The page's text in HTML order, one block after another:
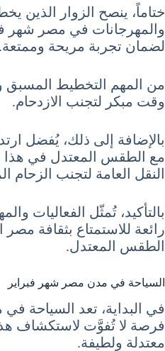
ختاماً، ينصح الزوار الذين
والمهرجانات في مصر شهر
لضمان تجربة مريحة وممتعة.
من المهم التخطيط المسبق
وقت مبكر لتجنب الازدحام.
بالإضافة إلى ذلك، يُفضل
مع الطقس المعتدل في هذا
النقل العامة لتجنب الزحام
بالتأكيد، تُمثّل الفعاليات
رائعة للاستمتاع بثقافة مصر
الطقس المعتدل.
السياحة في مدن مصر شهر فبراير
في البداية، تعد السياحة
فرصة لا تُفوَّت لاستكشاف
معتدلة ولطيفة.